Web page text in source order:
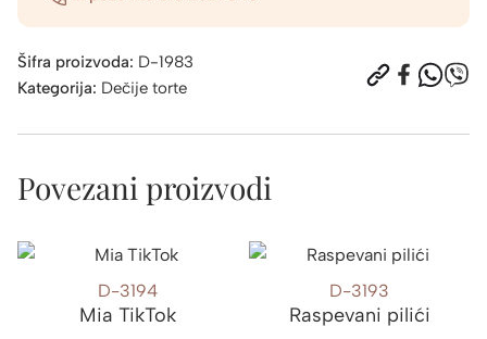
Šifra proizvoda: D-1983
Kategorija: Dečije torte
Povezani proizvodi
D-3194
Mia TikTok
D-3193
Raspevani pilići